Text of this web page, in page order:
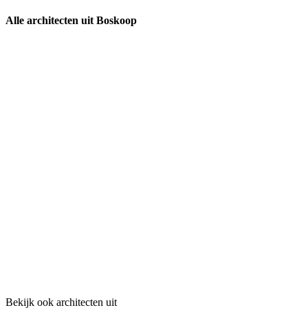
Alle architecten uit Boskoop
Bekijk ook architecten uit